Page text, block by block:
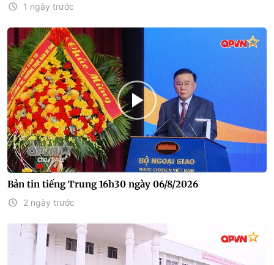
1 ngày trước
Bản tin tiếng Trung 16h30 ngày 06/8/2026
2 ngày trước